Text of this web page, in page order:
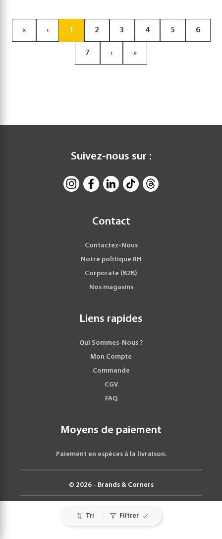
Tri Filtrer
« ‹ 1 2 3 4 5 6
7 › »
Suivez-nous sur :
Contact
Contactez-Nous
Notre politique RH
Corporate (B2B)
Nos magasins
Liens rapides
Qui Sommes-Nous ?
Mon Compte
Commande
CGV
FAQ
Moyens de paiement
Paiement en espèces à la livraison.
© 2026 - Brands & Corners